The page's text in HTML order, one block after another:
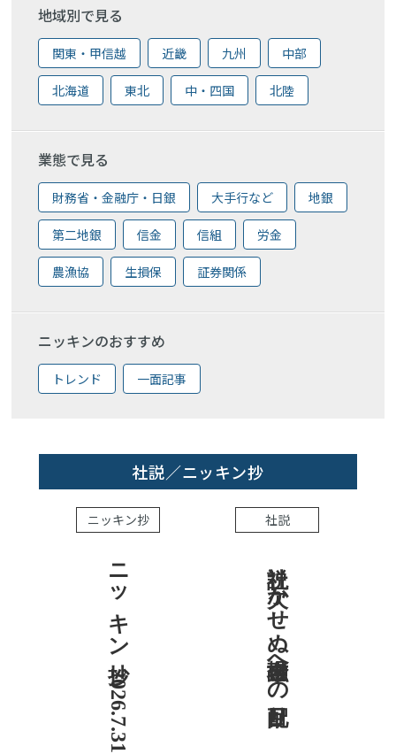
地域別で見る
関東・甲信越 近畿 九州 中部
北海道 東北 中・四国 北陸
業態で見る
財務省・金融庁・日銀 大手行など 地銀
第二地銀 信金 信組 労金
農漁協 生損保 証券関係
ニッキンのおすすめ
トレンド 一面記事
社説／ニッキン抄
ニッキン抄
ニッキン抄 2026.7.31
社説
社説 欠かせぬ金融市場への目配り